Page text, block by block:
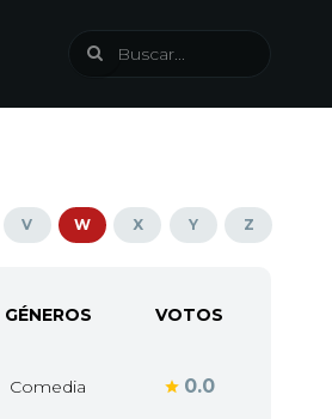
V W X Y Z
GÉNEROS VOTOS
Comedia 0.0